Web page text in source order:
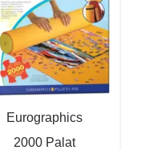
Eurographics
2000 Palat